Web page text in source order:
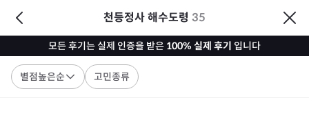
천등정사 해수도령 35
모든 후기는 실제 인증을 받은 100% 실제 후기 입니다
별점높은순 고민종류